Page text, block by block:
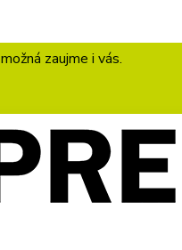
zaujme i vás.